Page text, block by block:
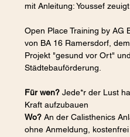
mit Anleitung: Youssef
Open Place Training by AG
von BA 16 Ramersdorf,
Projekt "gesund vor Ort"
Städtebauförderung.
Für wen? Jede*r der Lust
Kraft aufzubauen
Wo? An der Calisthenics
ohne Anmeldung, kostenfrei